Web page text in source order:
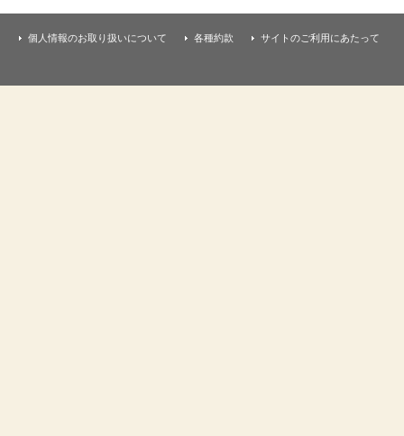
個人情報のお取り扱いについて 各種約款 サイトのご利用にあたって